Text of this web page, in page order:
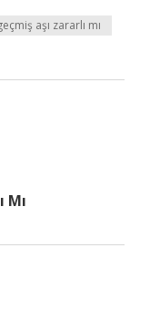
aşı zararlı mı
Mı